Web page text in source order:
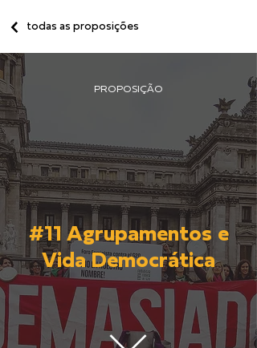
todas as proposições
PROPOSIÇÃO
#11 Agrupamentos e
Vida Democrática